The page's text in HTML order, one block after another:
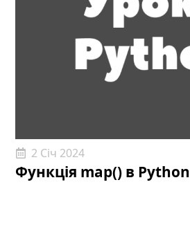
Функція map() в Python
2 Січ 2024